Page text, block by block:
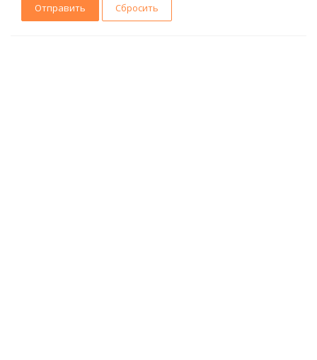
Сбросить